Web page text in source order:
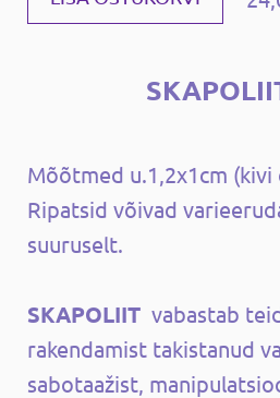
Mõõtmed u.1,2x1cm (kivi
Ripatsid võivad
suuruselt.
SKAPOLIIT vabastab
rakendamist takistanud
sabotaažist,